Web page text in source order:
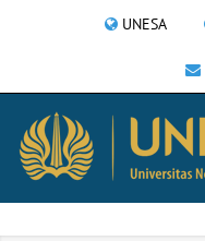
UNESA